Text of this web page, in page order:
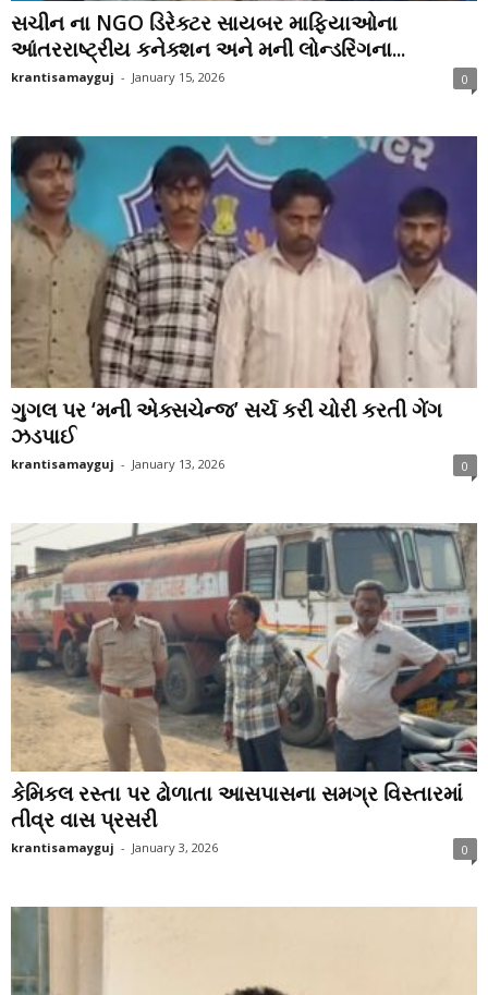
સચીન ના NGO ડિરેક્ટર સાયબર માફિયાઓના
આંતરરાષ્ટ્રીય કનેક્શન અને મની લોન્ડરિંગના...
krantisamayguj - January 15, 2026 0
ગુગલ પર ‘મની એક્સચેન્જ’ સર્ચ કરી ચોરી કરતી ગેંગ
ઝડપાઈ
krantisamayguj - January 13, 2026 0
કેમિકલ રસ્તા પર ઢોળાતા આસપાસના સમગ્ર વિસ્તારમાં
તીવ્ર વાસ પ્રસરી
krantisamayguj - January 3, 2026 0